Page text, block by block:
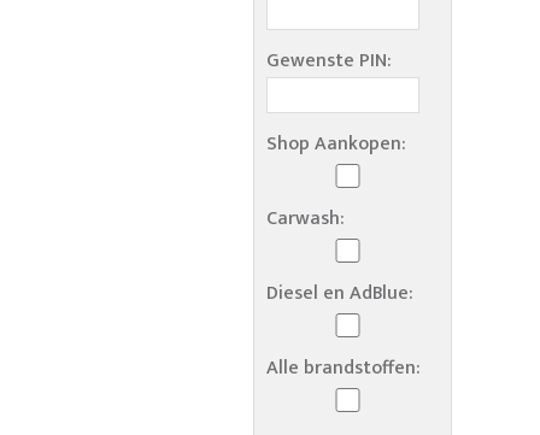
Gewenste PIN:
Shop Aankopen:
Carwash:
Diesel en AdBlue:
Alle brandstoffen: